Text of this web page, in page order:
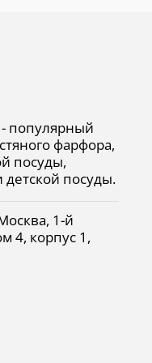
- популярный
фарфора,
посуды,
детской посуды.
, 1-й
4, корпус 1,